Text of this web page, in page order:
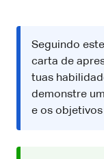
Seguindo
carta de
tuas
demonstre
e os